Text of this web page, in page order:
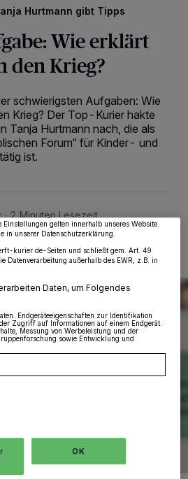
Hurtmann gibt Tipps
Wie erklärt
den Krieg?
schwierigsten Aufgaben: Wie
Krieg? Der Top-Kurier hakte
Tanja Hurtmann nach, die als
Forum“ für Kinder- und
ist.
2 Minuten Lesezeit
und greifen auf personenbezogene Daten
Kennungen auf Ihrem Gerät zu. Durch Auswahl
Einstellungen oder Ablehnen am unteren
gelten innerhalb unseres Website.
in unserer Datenschutzerklärung.
kurier.de-Seiten und schließt gem. Art. 49
Datenverarbeitung außerhalb des EWR, z.B. in
Daten, um Folgendes
Endgeräteeigenschaften zur Identifikation
Zugriff auf Informationen auf einem Endgerät.
Messung von Werbeleistung und der
sowie Entwicklung und
OK